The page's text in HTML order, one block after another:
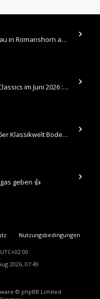
Hallo , Im Juni veranstaltete die Autobau in Romanshorn auf ihrem Gelände ein kleines Youngtimertreffen : https://up.
​Hallo , Hier sind die Bilder vom Older Classics im Juni 2026 : https://up.picr.de/51155940wd.jpg https://up.pic
Hallo , Hier sind nun meine Bilder 2026er Klassikwelt Bodensee 😀 https://up.picr.de/51125547rb.jpg https://up.pi
geben 👍
Nutzungsbedingungen
UTC+02:00
2026, 07:49
© phpBB Limited